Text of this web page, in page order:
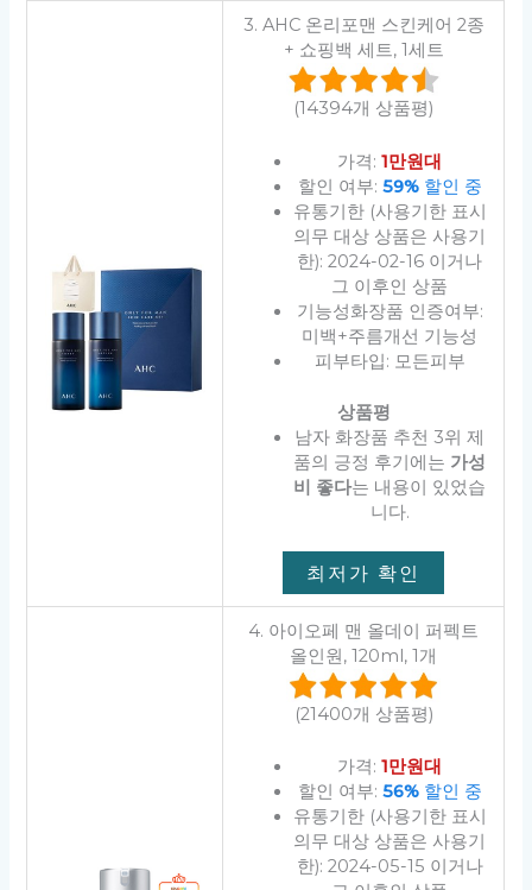
3. AHC 온리포맨 스킨케어 2종
+ 쇼핑백 세트, 1세트
(14394개 상품평)
가격:1만원대
할인 여부: 59%할인 중
유통기한 (사용기한 표시
의무 대상 상품은 사용기
한): 2024-02-16 이거나
그 이후인 상품
기능성화장품 인증여부:
미백+주름개선 기능성
피부타입: 모든피부
상품평
남자 화장품 추천 3위 제
품의 긍정 후기에는 가성
비 좋다는 내용이 있었습
니다.
최저가 확인
4. 아이오페 맨 올데이 퍼펙트
올인원, 120ml, 1개
(21400개 상품평)
가격:1만원대
할인 여부: 56%할인 중
유통기한 (사용기한 표시
의무 대상 상품은 사용기
한): 2024-05-15 이거나